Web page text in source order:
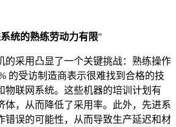
统的熟练劳动力有限"
的采用凸显了一个关键挑战：熟练操作
的受访制造商表示很难找到合格的技
物联网系统。这些机器的培训计划有
体，从而降低了采用率。此外，先进系
错误的可能性，从而导致生产延迟和材